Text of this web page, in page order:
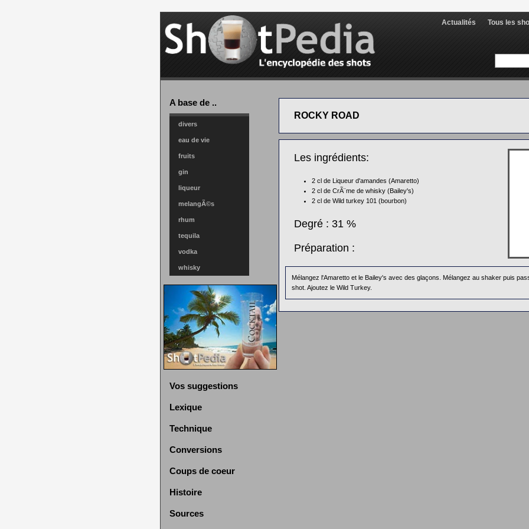
Actualités Tous les
A base de ..
divers
eau de vie
fruits
gin
liqueur
melangÃ©s
rhum
tequila
vodka
whisky
Vos suggestions
Lexique
Technique
Conversions
Coups de coeur
Histoire
Sources
ROCKY ROAD
Les ingrédients:
2 cl de Liqueur d'amandes (Amaretto)
2 cl de CrÃ¨me de whisky (Bailey's)
2 cl de Wild turkey 101 (bourbon)
Degré : 31 %
Préparation :
Mélangez l'Amaretto et le Bailey's avec des glaçons. Mélangez au shaker puis
shot. Ajoutez le Wild Turkey.